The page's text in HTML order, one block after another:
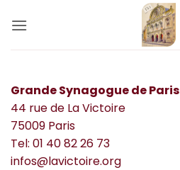
au
Grande Synagogue de Paris
44 rue de La Victoire
75009 Paris
Tel: 01 40 82 26 73
infos@lavictoire.org